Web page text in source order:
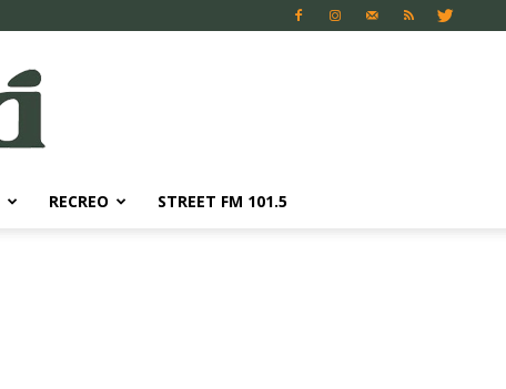
RECREO STREET FM 101.5